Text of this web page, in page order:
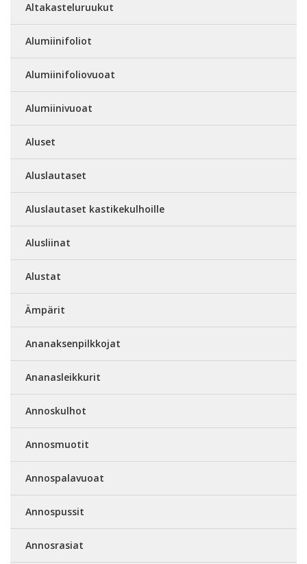
Altakasteluruukut
Alumiinifoliot
Alumiinifoliovuoat
Alumiinivuoat
Aluset
Aluslautaset
Aluslautaset kastikekulhoille
Alusliinat
Alustat
Ämpärit
Ananaksenpilkkojat
Ananasleikkurit
Annoskulhot
Annosmuotit
Annospalavuoat
Annospussit
Annosrasiat